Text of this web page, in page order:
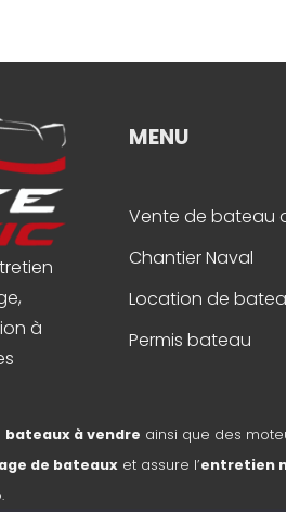
à
MENU
Vente de bateau
Chantier Naval
Location de
Permis bateau
bateaux à vendre ainsi que des
de bateaux et assure l’entretien